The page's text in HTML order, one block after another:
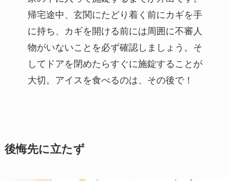
帰宅途中、玄関にたどり着く前にカギを手
に持ち、カギを開ける前には周囲に不審人
物がいないことを必ず確認しましょう。そ
してドアを閉めたらすぐに施錠することが
大切。アイスを食べるのは、その後で！
後悔先に立たず